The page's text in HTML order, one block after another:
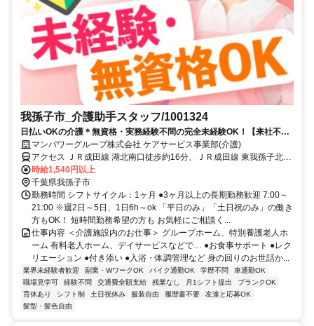
我孫子市_介護助手スタッフ/1001324
日払いOKの介護＊無資格・実務経験不問の完全未経験OK！【来社不
要！WEB・電話登録OK】
マンパワーグループ株式会社 ケアサービス事業部(介護)
アクセス ＪＲ成田線 湖北南口徒歩約16分、ＪＲ成田線 東我孫子北口
徒歩約36分、ＪＲ常磐線/東京メトロ千代田線 天王台南口徒歩約43分
車・バイク通勤OK（派遣先による）
時給1,540円以上
千葉県我孫子市
勤務時間 シフトサイクル：1ヶ月 ●3ヶ月以上の長期勤務歓迎 7:00～
21:00 ※週2日～5日、1日6h～ok 「平日のみ」「土日祝のみ」の働き
方もOK！ 短時間勤務希望の方も お気軽にご相談く...
仕事内容 ＜介護施設内のお仕事＞ グループホーム、特別養護老人ホ
ーム 有料老人ホーム、デイサービスなどで… ●お食事サポート ●レク
リエーション ●付き添い ●入浴・体調管理など 身の回りのお世話か...
業界未経験者歓迎 副業・WワークOK バイク通勤OK 学歴不問
車通勤OK
職場見学可
経験不問 交通費全額支給 残業なし 月1シフト提出
ブランクOK
育休あり
シフト制 土日祝休み 服装自由 履歴書不要
友達と応募OK
髪型・髪色自由